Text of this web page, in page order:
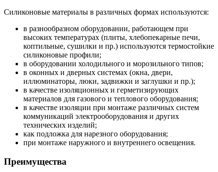
Силиконовые материалы в различных формах используются:
в разнообразном оборудовании, работающем при
высоких температурах (плиты, хлебопекарные печи,
коптильные, сушилки и пр.) используются термостойкие
силиконовые профили;
в оборудовании холодильного и морозильного типов;
в оконных и дверных системах (окна, двери,
иллюминаторы, люки, задвижки и заглушки и пр.);
в качестве изоляционных и герметизирующих
материалов для газового и теплового оборудования;
в качестве изоляции при монтаже различных систем
коммуникаций электрооборудования и других
технических изделий;
как подложка для нарезного оборудования;
при монтаже наружного и внутреннего освещения.
Преимущества